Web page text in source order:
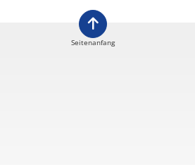
Seitenanfang